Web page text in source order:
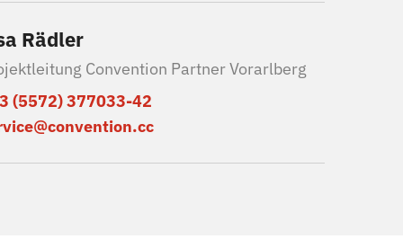
Rädler
Convention Partner Vorarlberg
(5572) 377033-42